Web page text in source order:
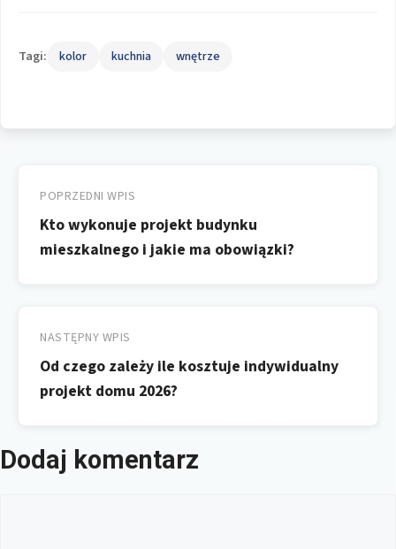
Tagi: kolor kuchnia wnętrze
wpisu
POPRZEDNI WPIS
Kto wykonuje projekt budynku
mieszkalnego i jakie ma obowiązki?
NASTĘPNY WPIS
Od czego zależy ile kosztuje indywidualny
projekt domu 2026?
Dodaj komentarz